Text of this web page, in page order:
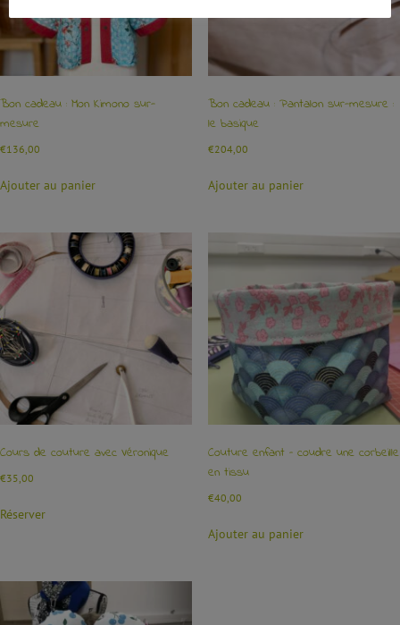
Bon cadeau : Mon Kimono sur-
mesure
€136,00
Ajouter au panier
Bon cadeau : Pantalon sur-mesure :
le basique
€204,00
Ajouter au panier
Cours de couture avec Véronique
€35,00
Réserver
Couture enfant – coudre une corbeille
en tissu
€40,00
Ajouter au panier